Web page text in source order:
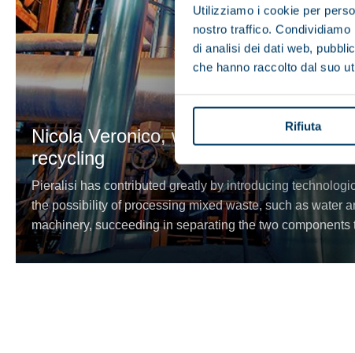
Utilizziamo i cookie per
nostro traffico.
di analisi dei dati web,
che hanno raccolto dal suo
Rifiuta
Nicola Veronico, waste management,
recycling
Pieralisi has contributed greatly by introducing
the possibility of processing mixed waste, such as water
machinery, succeeding in separating the two components